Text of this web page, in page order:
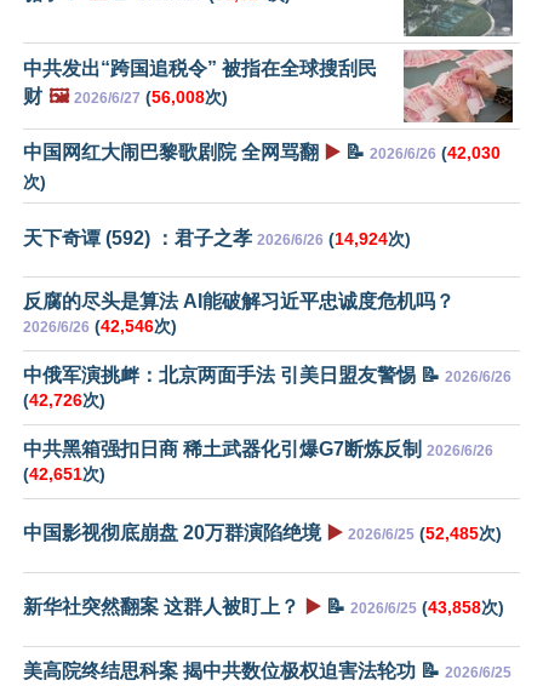
中共发出“跨国追税令” 被指在全球搜刮民
财 🖼️ 2026/6/27 (56,008次)
中国网红大闹巴黎歌剧院 全网骂翻 ▶️ 📝 2026/6/26 (42,030
次)
天下奇谭 (592) ：君子之孝 2026/6/26 (14,924次)
反腐的尽头是算法 AI能破解习近平忠诚度危机吗？
2026/6/26 (42,546次)
中俄军演挑衅：北京两面手法 引美日盟友警惕 📝 2026/6/26
(42,726次)
中共黑箱强扣日商 稀土武器化引爆G7断炼反制 2026/6/26
(42,651次)
中国影视彻底崩盘 20万群演陷绝境 ▶️ 2026/6/25 (52,485次)
新华社突然翻案 这群人被盯上？ ▶️ 📝 2026/6/25 (43,858次)
美高院终结思科案 揭中共数位极权迫害法轮功 📝 2026/6/25